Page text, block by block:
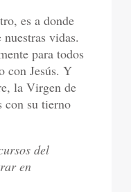
es a donde
vidas.
para todos
con Jesús. Y
la Virgen de
con su tierno
del
en